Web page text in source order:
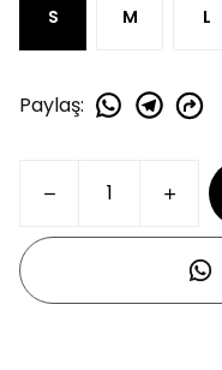
S M L
Paylaş: